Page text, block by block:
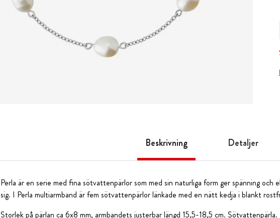
Beskrivning Detaljer
Perla är en serie med fina sötvattenpärlor som med sin naturliga form ger spänning och
sig. I Perla multiarmband är fem sötvattenpärlor länkade med en nätt kedja i blankt
Storlek på pärlan ca 6x8 mm, armbandets justerbar längd 15,5-18,5 cm.